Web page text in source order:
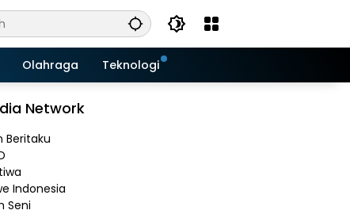
Olahraga Teknologi
Network
Beritaku
Indonesia
Seni